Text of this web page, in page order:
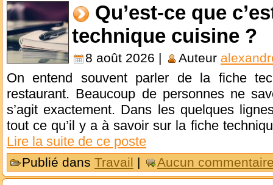
Qu’est-ce que
technique cuisine ?
8 août 2026 | Auteur
On entend souvent parler de la fiche
restaurant. Beaucoup de personnes ne
s’agit exactement. Dans les quelques
tout ce qu’il y a à savoir sur la fiche
Lire la suite de ce poste
Publié dans Travail | Aucun